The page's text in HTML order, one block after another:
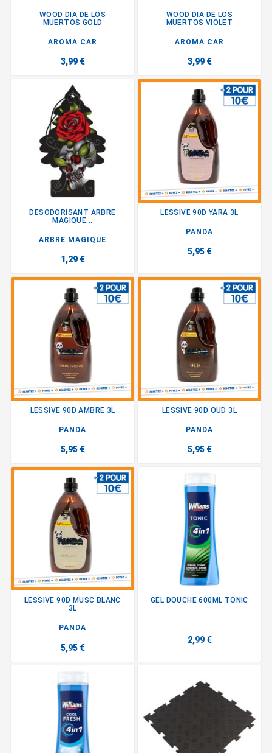
WOOD DIA DE LOS
MUERTOS GOLD
AROMA CAR
3,99 €
WOOD DIA DE LOS
MUERTOS VIOLET
AROMA CAR
3,99 €
DESODORISANT ARBRE
MAGIQUE...
ARBRE MAGIQUE
1,29 €
LESSIVE 90D YARA 3L
PANDA
5,95 €
LESSIVE 90D AMBRE 3L
PANDA
5,95 €
LESSIVE 90D OUD 3L
PANDA
5,95 €
LESSIVE 90D MUSC BLANC
3L
PANDA
5,95 €
GEL DOUCHE 600ML TONIC
2,99 €